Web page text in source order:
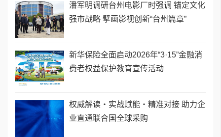
潘军明调研台州电影厂时强调 锚定文化
强市战略 擘画影视创新“台州篇章”
新华保险全面启动2026年“3·15”金融消
费者权益保护教育宣传活动
权威解读・实战赋能・精准对接 助力企
业直通联合国全球采购